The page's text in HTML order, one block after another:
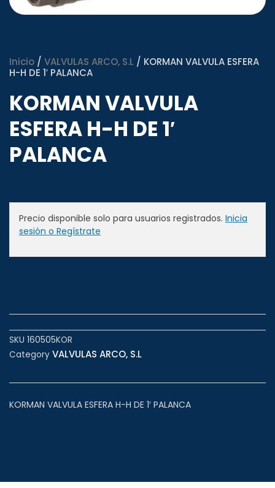
Inicio / VALVULAS ARCO, S.L / KORMAN VALVULA ESFERA
H-H DE 1′ PALANCA
KORMAN VALVULA
ESFERA H-H DE 1′
PALANCA
Precio disponible solo para usuarios registrados. Inicia
sesión o Regístrate
SKU 160505KOR
Category VALVULAS ARCO, S.L
KORMAN VALVULA ESFERA H-H DE 1′ PALANCA